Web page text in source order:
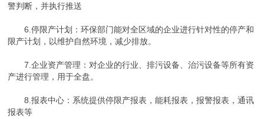
警判断，并执行推送
6.停限产计划：环保部门能对全区域的企业进行针对性的停产和
限产计划，以维护自然环境，减少排放。
7.企业资产管理：对企业的行业、排污设备、治污设备等所有资
产进行管理，用于全盘。
8.报表中心：系统提供停限产报表，能耗报表，报警报表，通讯
报表等